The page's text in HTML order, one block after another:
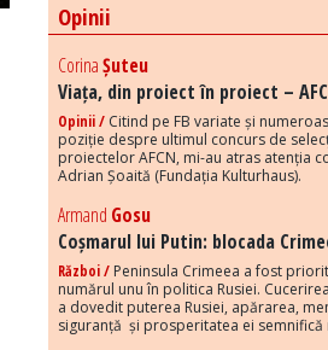
Opinii
CorinaȘuteu
Viața, din proiect în proiect –
Opinii / Citind pe FB variate și
poziție despre ultimul concurs de
proiectelor AFCN, mi-au atras atenția
Adrian Șoaită (Fundația Kulturhaus).
Armand Gosu
Coșmarul lui Putin: blocada
Război / Peninsula Crimeea a fost
numărul unu în politica Rusiei.
a dovedit puterea Rusiei, apărarea,
siguranță și prosperitatea ei semnifică